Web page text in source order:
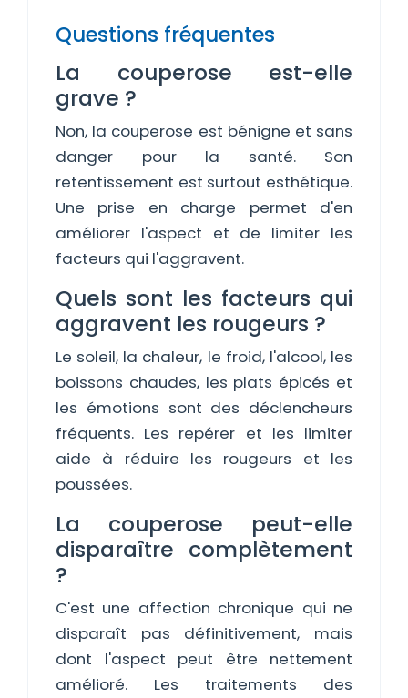
Questions fréquentes
La couperose est-elle
grave ?
Non, la couperose est bénigne et sans
danger pour la santé. Son
retentissement est surtout esthétique.
Une prise en charge permet d'en
améliorer l'aspect et de limiter les
facteurs qui l'aggravent.
Quels sont les facteurs qui
aggravent les rougeurs ?
Le soleil, la chaleur, le froid, l'alcool, les
boissons chaudes, les plats épicés et
les émotions sont des déclencheurs
fréquents. Les repérer et les limiter
aide à réduire les rougeurs et les
poussées.
La couperose peut-elle
disparaître complètement
?
C'est une affection chronique qui ne
disparaît pas définitivement, mais
dont l'aspect peut être nettement
amélioré. Les traitements des